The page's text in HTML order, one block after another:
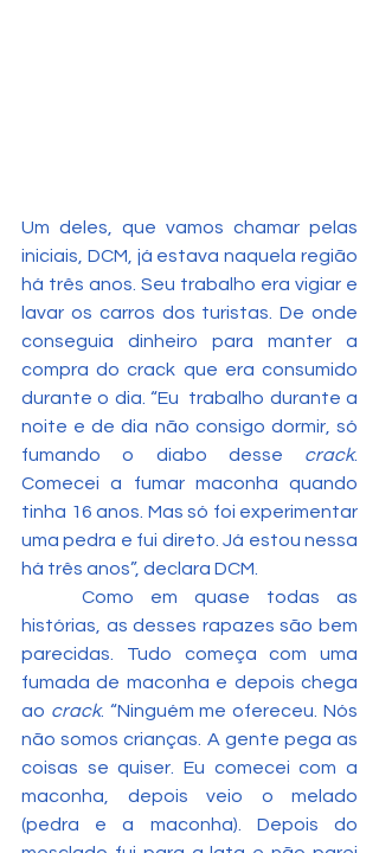
Um deles, que vamos chamar pelas
iniciais, DCM, já estava naquela região
há três anos. Seu trabalho era vigiar e
lavar os carros dos turistas. De onde
conseguia dinheiro para manter a
compra do crack que era consumido
durante o dia. “Eu  trabalho durante a
noite e de dia não consigo dormir, só
fumando o diabo desse crack.
Comecei a fumar maconha quando
tinha 16 anos. Mas só foi experimentar
uma pedra e fui direto. Já estou nessa
há três anos”, declara DCM.
histórias, as desses rapazes são bem
parecidas. Tudo começa com uma
fumada de maconha e depois chega
ao crack. “Ninguém me ofereceu. Nós
não somos crianças. A gente pega as
coisas se quiser. Eu comecei com a
maconha, depois veio o melado
(pedra e a maconha). Depois do